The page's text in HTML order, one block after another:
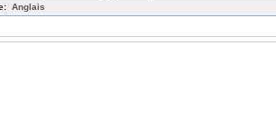
Anglais